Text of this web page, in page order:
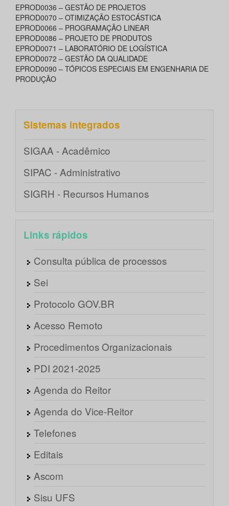
EPROD0036 – GESTÃO DE PROJETOS
EPROD0070 – OTIMIZAÇÃO ESTOCÁSTICA
EPROD0066 – PROGRAMAÇÃO LINEAR
EPROD0086 – PROJETO DE PRODUTOS
EPROD0071 – LABORATÓRIO DE LOGÍSTICA
EPROD0072 – GESTÃO DA QUALIDADE
EPROD0090 – TÓPICOS ESPECIAIS EM ENGENHARIA DE
PRODUÇÃO
Sistemas integrados
SIGAA - Acadêmico
SIPAC - Administrativo
SIGRH - Recursos Humanos
Links rápidos
Consulta pública de processos
Sei
Protocolo GOV.BR
Acesso Remoto
Procedimentos Organizacionais
PDI 2021-2025
Agenda do Reitor
Agenda do Vice-Reitor
Telefones
Editais
Ascom
Sisu UFS